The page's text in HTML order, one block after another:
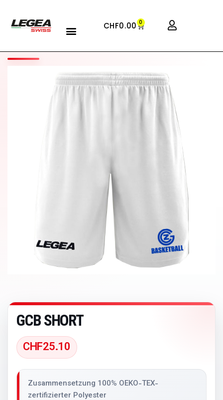
CHF0.00 0
GCB SHORT
CHF25.10
Zusammensetzung 100% OEKO-TEX-
zertifizierter Polyester